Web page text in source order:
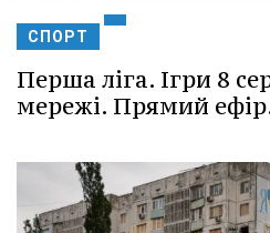
СПОРТ
Перша ліга. Ігри 8
мережі. Прямий